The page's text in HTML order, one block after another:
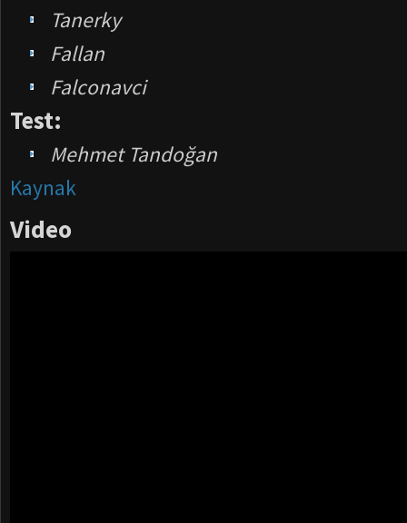
Tanerky
Fallan
Falconavci
Test:
Mehmet Tandoğan
Kaynak
Video